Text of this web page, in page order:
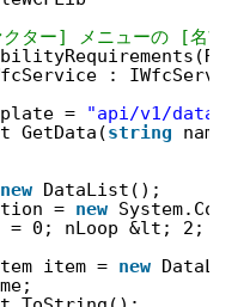
ー] メニューの [名前の
: IWfcService
= "api/v1/data/
GetData(string
name)
new DataList();
= new
= 0; nLoop &lt; 2;
item = new